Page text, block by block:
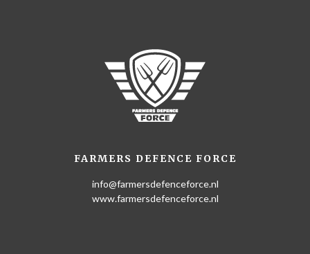
FARMERS DEFENCE FORCE
info@farmersdefenceforce.nl
www.farmersdefenceforce.nl